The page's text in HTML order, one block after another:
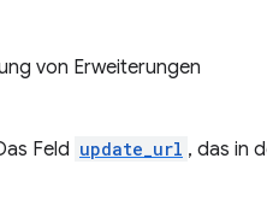
von Erweiterungen
Feld update_url , das in